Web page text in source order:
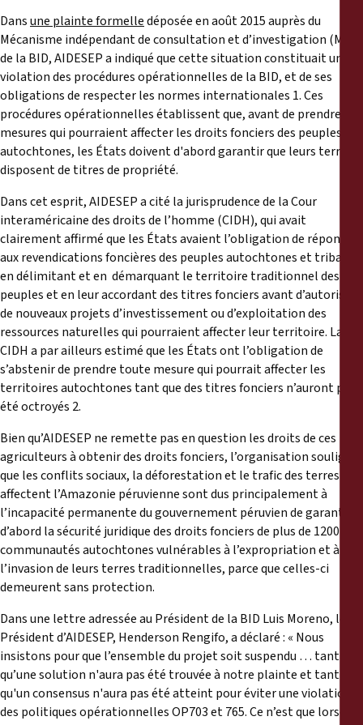
Dansune plainte formelledéposée en août 2015 auprès du
Mécanisme indépendant de consultation et d’investigation (MICI)
de la BID, AIDESEP a indiqué que cette situation constituait une
violation des procédures opérationnelles de la BID, et de ses
obligations de respecter les normes internationales 1. Ces
procédures opérationnelles établissent que, avant de prendre des
mesures qui pourraient affecter les droits fonciers des peuples
autochtones, les États doivent d'abord garantir que leurs terres
disposent de titres de propriété.
Dans cet esprit, AIDESEP a cité la jurisprudence de la Cour
interaméricaine des droits de l’homme (CIDH), qui avait
clairement affirmé que les États avaient l’obligation de répondre
aux revendications foncières des peuples autochtones et tribaux
en délimitant et en démarquant le territoire traditionnel des
peuples et en leur accordant des titres fonciers avant d’autoriser
de nouveaux projets d’investissement ou d’exploitation des
ressources naturelles qui pourraient affecter leur territoire. La
CIDH a par ailleurs estimé que les États ont l’obligation de
s’abstenir de prendre toute mesure qui pourrait affecter les
territoires autochtones tant que des titres fonciers n’auront pas
été octroyés 2.
Bien qu’AIDESEP ne remette pas en question les droits de ces
agriculteurs à obtenir des droits fonciers, l’organisation souligne
que les conflits sociaux, la déforestation et le trafic des terres qui
affectent l’Amazonie péruvienne sont dus principalement à
l’incapacité permanente du gouvernement péruvien de garantir
d’abord la sécurité juridique des droits fonciers de plus de 1200
communautés autochtones vulnérables à l’expropriation et à
l’invasion de leurs terres traditionnelles, parce que celles-ci
demeurent sans protection.
Dans une lettre adressée au Président de la BID Luis Moreno, le
Président d’AIDESEP, Henderson Rengifo, a déclaré : « Nous
insistons pour que l’ensemble du projet soit suspendu … tant
qu’une solution n'aura pas été trouvée à notre plainte et tant
qu'un consensus n'aura pas été atteint pour éviter une violation
des politiques opérationnelles OP703 et 765. Ce n’est que lorsque